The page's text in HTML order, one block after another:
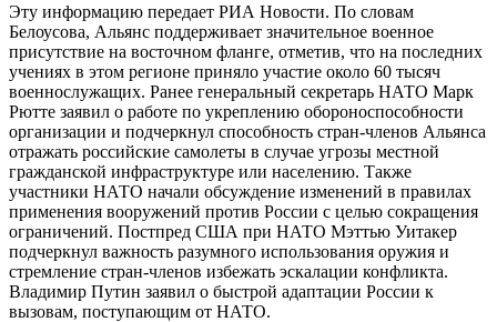
Эту информацию передает РИА Новости. По словам
Белоусова, Альянс поддерживает значительное военное
присутствие на восточном фланге, отметив, что на последних
учениях в этом регионе приняло участие около 60 тысяч
военнослужащих. Ранее генеральный секретарь НАТО Марк
Рютте заявил о работе по укреплению обороноспособности
организации и подчеркнул способность стран-членов Альянса
отражать российские самолеты в случае угрозы местной
гражданской инфраструктуре или населению. Также
участники НАТО начали обсуждение изменений в правилах
применения вооружений против России с целью сокращения
ограничений. Постпред США при НАТО Мэттью Уитакер
подчеркнул важность разумного использования оружия и
стремление стран-членов избежать эскалации конфликта.
Владимир Путин заявил о быстрой адаптации России к
вызовам, поступающим от НАТО.